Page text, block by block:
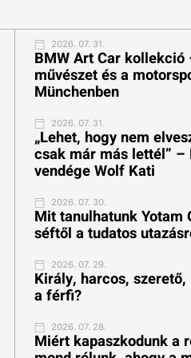
2026. 07. 31.
BMW Art Car
művészet és a
Münchenben
2026. 07. 31.
„Lehet, hogy nem
csak már más lettél” –
vendége Wolf Kati
2026. 07. 30.
Mit tanulhatunk
séftől a tudatos
2026. 07. 29.
Király, harcos,
a férfi?
2026. 07. 28.
Miért kapaszkodunk a